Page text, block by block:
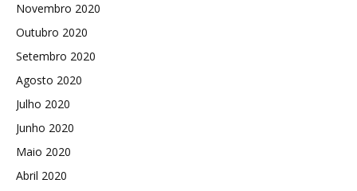
Novembro 2020
Outubro 2020
Setembro 2020
Agosto 2020
Julho 2020
Junho 2020
Maio 2020
Abril 2020